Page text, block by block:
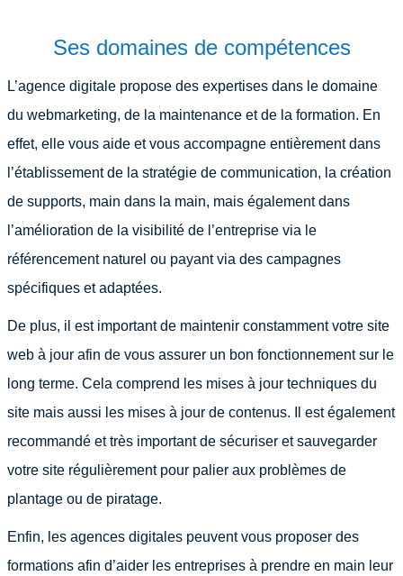
Ses domaines de compétences
L’agence digitale propose des expertises dans le domaine
du webmarketing, de la maintenance et de la formation. En
effet, elle vous aide et vous accompagne entièrement dans
l’établissement de la stratégie de communication, la création
de supports, main dans la main, mais également dans
l’amélioration de la visibilité de l’entreprise via le
référencement naturel ou payant via des campagnes
spécifiques et adaptées.
De plus, il est important de maintenir constamment votre site
web à jour afin de vous assurer un bon fonctionnement sur le
long terme. Cela comprend les mises à jour techniques du
site mais aussi les mises à jour de contenus. Il est également
recommandé et très important de sécuriser et sauvegarder
votre site régulièrement pour palier aux problèmes de
plantage ou de piratage.
Enfin, les agences digitales peuvent vous proposer des
formations afin d’aider les entreprises à prendre en main leur